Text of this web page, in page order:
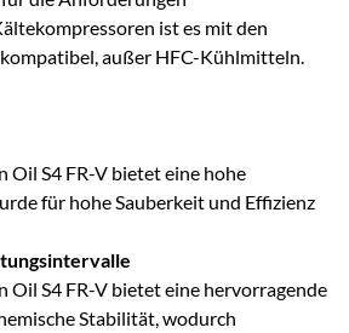
ist es mit den
außer HFC-Kühlmitteln.
Oil S4 FR-V bietet eine hohe
für hohe Sauberkeit und Effizienz
Oil S4 FR-V bietet eine hervorragende
Stabilität, wodurch